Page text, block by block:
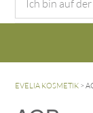
EVELIA KOSMETIK >